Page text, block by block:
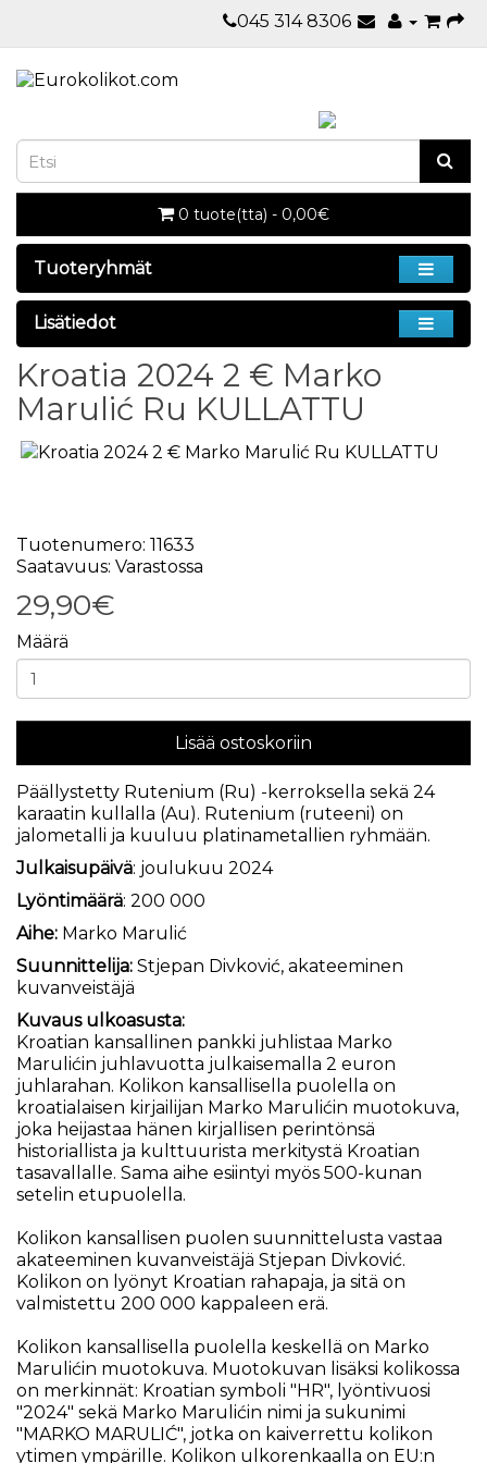
045 314 8306
0 tuote(tta) - 0,00€
Tuoteryhmät
Lisätiedot
Kroatia 2024 2 € Marko
Marulić Ru KULLATTU
Tuotenumero: 11633
Saatavuus: Varastossa
29,90€
Määrä
Lisää ostoskoriin
Päällystetty Rutenium (Ru) -kerroksella sekä 24
karaatin kullalla (Au). Rutenium (ruteeni) on
jalometalli ja kuuluu platinametallien ryhmään.
Julkaisupäivä: joulukuu 2024
Lyöntimäärä: 200 000
Aihe: Marko Marulić
Suunnittelija: Stjepan Divković, akateeminen
kuvanveistäjä
Kuvaus ulkoasusta:
Kroatian kansallinen pankki juhlistaa Marko
Marulićin juhlavuotta julkaisemalla 2 euron
juhlarahan. Kolikon kansallisella puolella on
kroatialaisen kirjailijan Marko Marulićin muotokuva,
joka heijastaa hänen kirjallisen perintönsä
historiallista ja kulttuurista merkitystä Kroatian
tasavallalle. Sama aihe esiintyi myös 500-kunan
setelin etupuolella.
Kolikon kansallisen puolen suunnittelusta vastaa
akateeminen kuvanveistäjä Stjepan Divković.
Kolikon on lyönyt Kroatian rahapaja, ja sitä on
valmistettu 200 000 kappaleen erä.
Kolikon kansallisella puolella keskellä on Marko
Marulićin muotokuva. Muotokuvan lisäksi kolikossa
on merkinnät: Kroatian symboli "HR", lyöntivuosi
"2024" sekä Marko Marulićin nimi ja sukunimi
"MARKO MARULIĆ", jotka on kaiverrettu kolikon
ytimen ympärille. Kolikon ulkorenkaalla on EU:n